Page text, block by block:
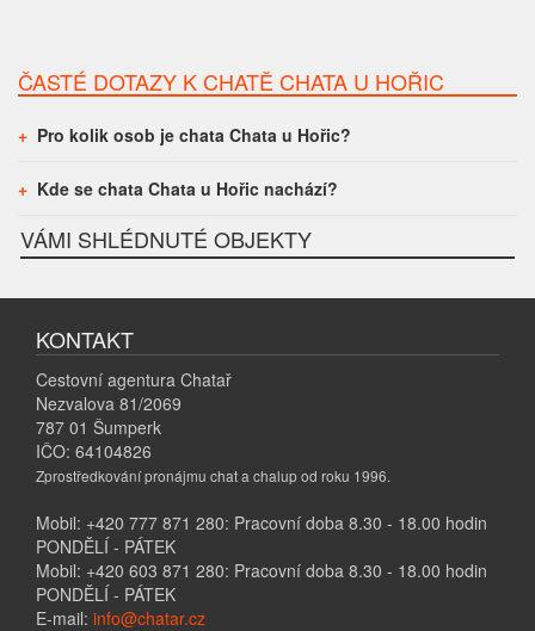
ČASTÉ DOTAZY K CHATĚ CHATA U HOŘIC
Pro kolik osob je chata Chata u Hořic?
Kde se chata Chata u Hořic nachází?
VÁMI SHLÉDNUTÉ OBJEKTY
KONTAKT
Cestovní agentura Chatař
Nezvalova 81/2069
787 01 Šumperk
IČO: 64104826
Zprostředkování pronájmu chat a chalup od roku 1996.
Mobil: +420 777 871 280: Pracovní doba 8.30 - 18.00 hodin
PONDĚLÍ - PÁTEK
Mobil: +420 603 871 280: Pracovní doba 8.30 - 18.00 hodin
PONDĚLÍ - PÁTEK
E-mail: info@chatar.cz